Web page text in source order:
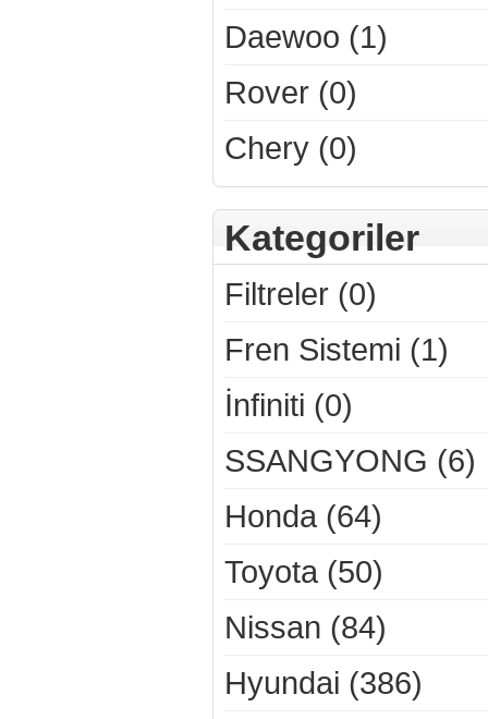
Daewoo (1)
Rover (0)
Chery (0)
Kategoriler
Filtreler (0)
Fren Sistemi (1)
İnfiniti (0)
SSANGYONG (6)
Honda (64)
Toyota (50)
Nissan (84)
Hyundai (386)